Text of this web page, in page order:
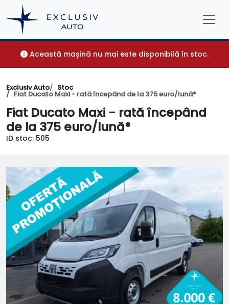
Această mașină nu mai este disponibilă în stoc.
Exclusiv Auto Stoc
Fiat Ducato Maxi - rată începând de la 375 euro/lună*
Fiat Ducato Maxi - rată începând
de la 375 euro/lună*
ID stoc: 505